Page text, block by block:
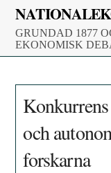
Skip
content
GRUNDAD 1877
EKONOMISK
och
forskarna